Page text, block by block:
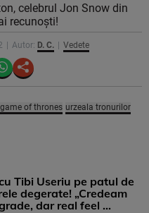
celebrul Jon Snow din
recunoști!
Autor: D. C. Vedete
of thrones urzeala tronurilor
Tibi Useriu pe patul de
degerate! „Credeam
dar real feel ...